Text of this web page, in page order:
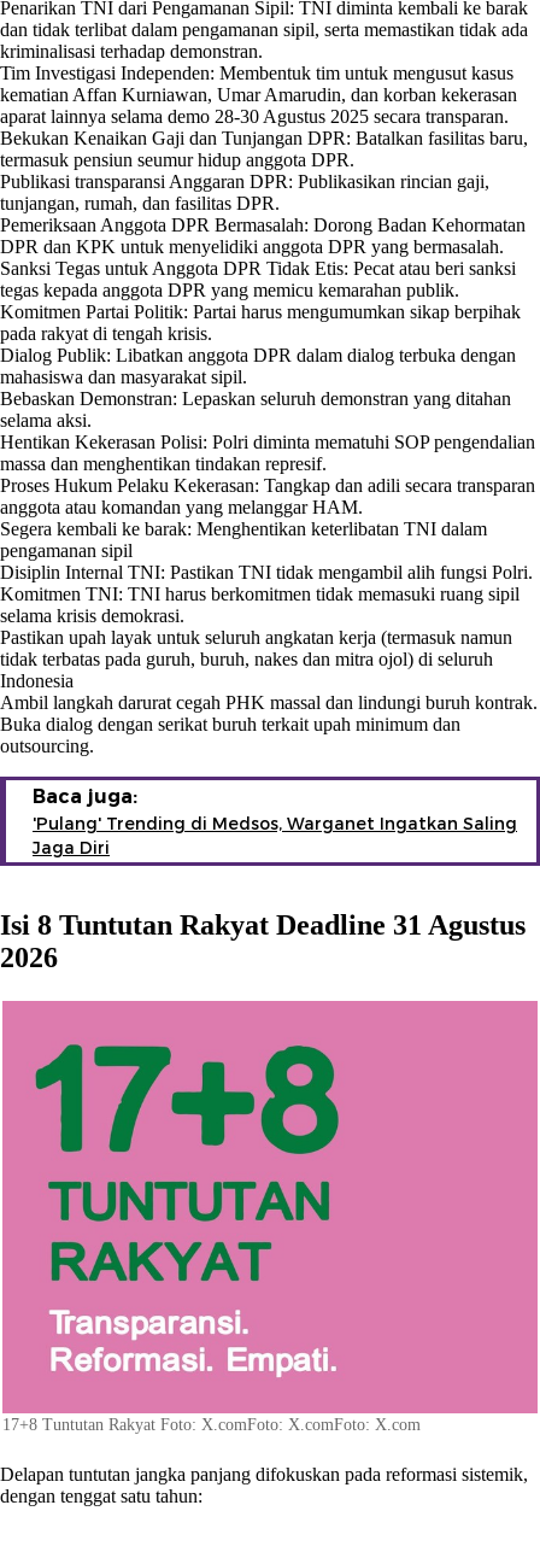
Penarikan TNI dari Pengamanan Sipil: TNI diminta kembali ke barak
dan tidak terlibat dalam pengamanan sipil, serta memastikan tidak ada
kriminalisasi terhadap demonstran.
Tim Investigasi Independen: Membentuk tim untuk mengusut kasus
kematian Affan Kurniawan, Umar Amarudin, dan korban kekerasan
aparat lainnya selama demo 28-30 Agustus 2025 secara transparan.
Bekukan Kenaikan Gaji dan Tunjangan DPR: Batalkan fasilitas baru,
termasuk pensiun seumur hidup anggota DPR.
Publikasi transparansi Anggaran DPR: Publikasikan rincian gaji,
tunjangan, rumah, dan fasilitas DPR.
Pemeriksaan Anggota DPR Bermasalah: Dorong Badan Kehormatan
DPR dan KPK untuk menyelidiki anggota DPR yang bermasalah.
Sanksi Tegas untuk Anggota DPR Tidak Etis: Pecat atau beri sanksi
tegas kepada anggota DPR yang memicu kemarahan publik.
Komitmen Partai Politik: Partai harus mengumumkan sikap berpihak
pada rakyat di tengah krisis.
Dialog Publik: Libatkan anggota DPR dalam dialog terbuka dengan
mahasiswa dan masyarakat sipil.
Bebaskan Demonstran: Lepaskan seluruh demonstran yang ditahan
selama aksi.
Hentikan Kekerasan Polisi: Polri diminta mematuhi SOP pengendalian
massa dan menghentikan tindakan represif.
Proses Hukum Pelaku Kekerasan: Tangkap dan adili secara transparan
anggota atau komandan yang melanggar HAM.
Segera kembali ke barak: Menghentikan keterlibatan TNI dalam
pengamanan sipil
Disiplin Internal TNI: Pastikan TNI tidak mengambil alih fungsi Polri.
Komitmen TNI: TNI harus berkomitmen tidak memasuki ruang sipil
selama krisis demokrasi.
Pastikan upah layak untuk seluruh angkatan kerja (termasuk namun
tidak terbatas pada guruh, buruh, nakes dan mitra ojol) di seluruh
Indonesia
Ambil langkah darurat cegah PHK massal dan lindungi buruh kontrak.
Buka dialog dengan serikat buruh terkait upah minimum dan
outsourcing.
Baca juga:
'Pulang' Trending di Medsos, Warganet Ingatkan Saling
Jaga Diri
Isi 8 Tuntutan Rakyat Deadline 31 Agustus
2026
17+8 Tuntutan Rakyat Foto: X.comFoto: X.comFoto: X.com
Delapan tuntutan jangka panjang difokuskan pada reformasi sistemik,
dengan tenggat satu tahun: